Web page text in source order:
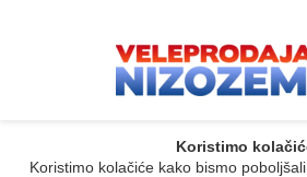
Koristimo
Koristimo kolačiće kako bismo